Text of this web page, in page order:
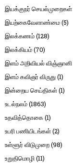
இயக்குநர் செயல்முறைகள்
இயற்கைவேளாண்மை(5)
இலக்கணம்(128)
இலக்கியம்(70)
இளம் அறிவியல் விஞ்ஞானி
இளம் கவிஞர் விருது(1)
இன்றைய செய்திகள்(1)
உடல்நலம்(1863)
உதவித்தொகை(1)
உபரி பணியிடங்கள்(2)
உள்ளூர் விடுமுறை(98)
உறுதிமொழி(11)